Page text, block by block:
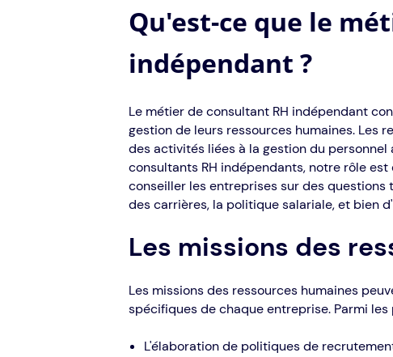
Qu'est-ce que le
indépendant ?
Le métier de consultant RH indépendant
gestion de leurs ressources humaines. Les
des activités liées à la gestion du
consultants RH indépendants, notre rôle
conseiller les entreprises sur des
des carrières, la politique salariale, et bien
Les missions des
Les missions des ressources humaines
spécifiques de chaque entreprise. Parmi
L'élaboration de politiques de